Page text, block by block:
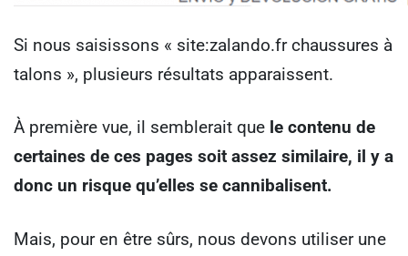
Si nous saisissons « site:zalando.fr chaussures à
talons », plusieurs résultats apparaissent.
À première vue, il semblerait que le contenu de
certaines de ces pages soit assez similaire, il y a
donc un risque qu’elles se cannibalisent.
Mais, pour en être sûrs, nous devons utiliser une